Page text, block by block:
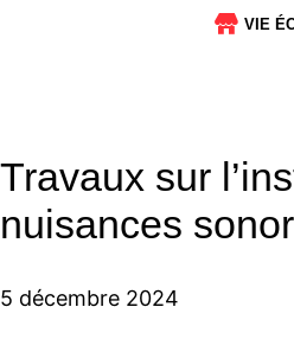
VIE
Travaux sur
nuisances
5 décembre 2024